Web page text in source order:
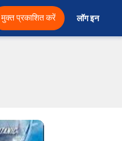
मुक्त प्रकाशित करें लॉग इन